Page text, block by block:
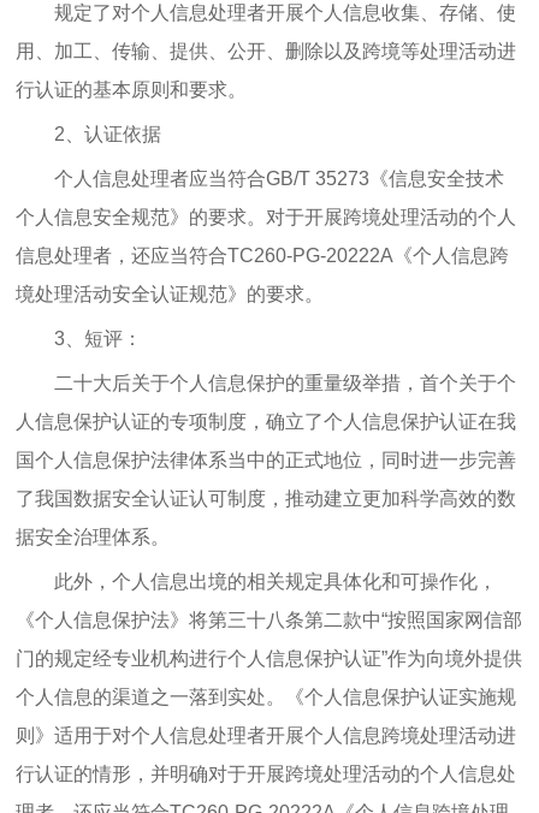
规定了对个人信息处理者开展个人信息收集、存储、使
用、加工、传输、提供、公开、删除以及跨境等处理活动进
行认证的基本原则和要求。
2、认证依据
个人信息处理者应当符合GB/T 35273《信息安全技术
个人信息安全规范》的要求。对于开展跨境处理活动的个人
信息处理者，还应当符合TC260-PG-20222A《个人信息跨
境处理活动安全认证规范》的要求。
3、短评：
二十大后关于个人信息保护的重量级举措，首个关于个
人信息保护认证的专项制度，确立了个人信息保护认证在我
国个人信息保护法律体系当中的正式地位，同时进一步完善
了我国数据安全认证认可制度，推动建立更加科学高效的数
据安全治理体系。
此外，个人信息出境的相关规定具体化和可操作化，
《个人信息保护法》将第三十八条第二款中“按照国家网信部
门的规定经专业机构进行个人信息保护认证”作为向境外提供
个人信息的渠道之一落到实处。《个人信息保护认证实施规
则》适用于对个人信息处理者开展个人信息跨境处理活动进
行认证的情形，并明确对于开展跨境处理活动的个人信息处